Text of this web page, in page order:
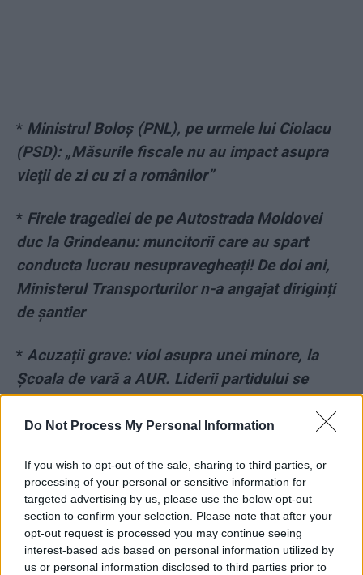
Do Not Process My Personal Information
If you wish to opt-out of the sale, sharing to third parties, or
processing of your personal or sensitive information for
targeted advertising by us, please use the below opt-out
section to confirm your selection. Please note that after your
opt-out request is processed you may continue seeing
interest-based ads based on personal information utilized by
us or personal information disclosed to third parties prior to
* Ministrul Boloș (PNL), pe urmele lui Ciolacu
(PSD): „Măsurile fiscale nu au impact asupra
vieţii de zi cu zi a românilor”
* Firele tragediei de pe Autostrada Moldovei
duc la Grindeanu: muncitorii care au spart
conducta lucrau nesupravegheați! De doi ani,
Ministerul Transporturilor n-a angajat diriginți
de șantier
* Acuzații grave: viol asupra unei minore, la
Școala de vară a AUR. Liderii partidului se
ascund, un deputat zice că e „o înscenare”,
altul dă vina pe fată!
*VIDEO. Urlete în Parlament. Simion:
„Semnează moțiunea!”. Șoșoacă: „Ieși! Nu
semnez nimic cu susținătorii de violatori”.
Simion: „Pupă-l în fund pe Ciolacu!”. Șoșoacă:
„Pupă-l tu, că ești pe invers!”